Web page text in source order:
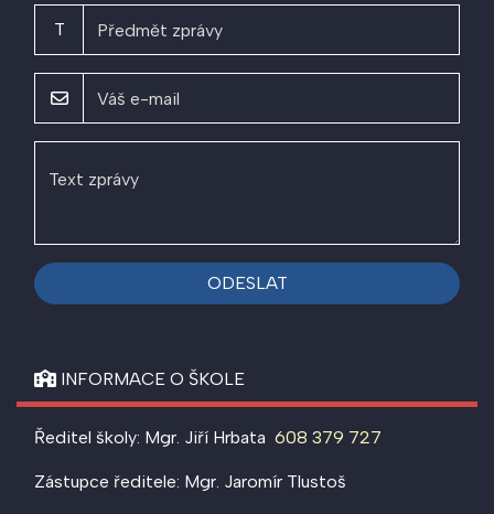
T
ODESLAT
INFORMACE O ŠKOLE
Ředitel školy: Mgr. Jiří Hrbata 608 379 727
Zástupce ředitele: Mgr. Jaromír Tlustoš